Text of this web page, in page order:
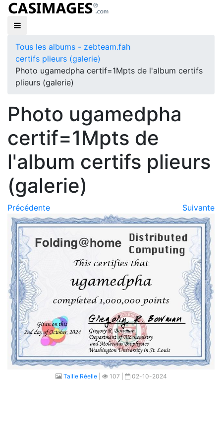
Tous les albums - zebteam.fah
certifs plieurs (galerie)
Photo ugamedpha certif=1Mpts de l'album certifs
plieurs (galerie)
Photo ugamedpha
certif=1Mpts de
l'album certifs plieurs
(galerie)
Précédente Suivante
Taille Réelle| 107 | 02-10-2024